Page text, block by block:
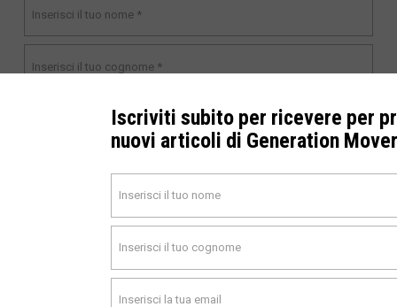
Iscriviti subito per ricevere per
nuovi articoli di Generation